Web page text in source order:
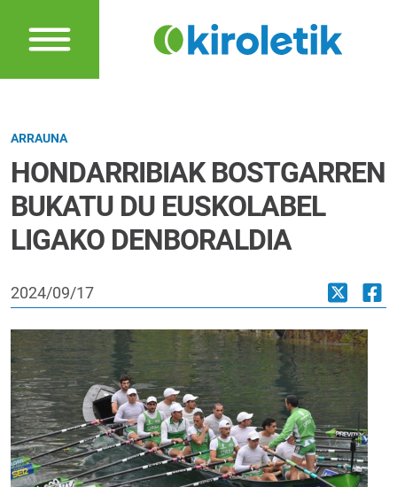
ARRAUNA
HONDARRIBIAK BOSTGARREN
BUKATU DU EUSKOLABEL
LIGAKO DENBORALDIA
2024/09/17